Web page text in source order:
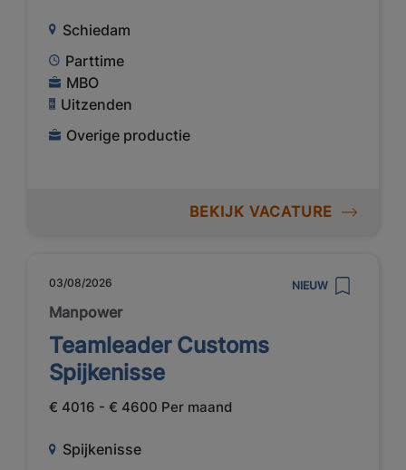
Schiedam
Parttime
MBO
Uitzenden
Overige productie
BEKIJK VACATURE
03/08/2026 NIEUW
Manpower
Teamleader Customs
Spijkenisse
€ 4016 - € 4600 Per maand
Spijkenisse